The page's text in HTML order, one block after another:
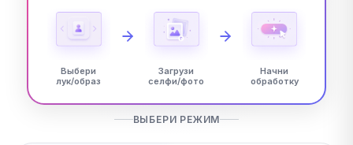
Выбери
лук/образ
Загрузи
селфи/фото
Начни
обработку
ВЫБЕРИ РЕЖИМ